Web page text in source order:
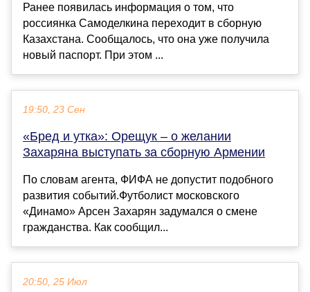
Ранее появилась информация о том, что
россиянка Самоделкина переходит в сборную
Казахстана. Сообщалось, что она уже получила
новый паспорт. При этом ...
19:50, 23 Сен
«Бред и утка»: Орещук – о желании
Захаряна выступать за сборную Армении
По словам агента, ФИФА не допустит подобного
развития событий.Футболист московского
«Динамо» Арсен Захарян задумался о смене
гражданства. Как сообщил...
20:50, 25 Июл